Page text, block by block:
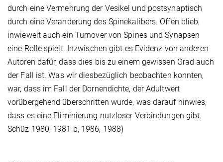
durch eine Vermehrung der Vesikel und postsynaptisch
durch eine Veränderung des Spinekalibers. Offen blieb,
inwieweit auch ein Turnover von Spines und Synapsen
eine Rolle spielt. Inzwischen gibt es Evidenz von anderen
Autoren dafür, dass dies bis zu einem gewissen Grad auch
der Fall ist. Was wir diesbezüglich beobachten konnten,
war, dass im Fall der Dornendichte, der Adultwert
vorübergehend überschritten wurde, was darauf hinwies,
dass es eine Eliminierung nutzloser Verbindungen gibt.
Schüz 1980, 1981 b, 1986, 1988)